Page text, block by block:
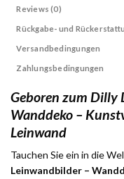
Reviews (0)
Rückgabe- und
Versandbedingungen
Zahlungsbedingungen
Geboren zum Dilly
Wanddeko –
Leinwand
Tauchen Sie ein in die
Leinwandbilder –